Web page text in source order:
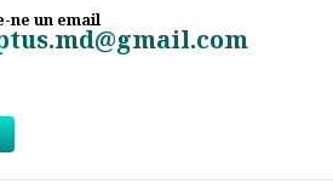
ne un email